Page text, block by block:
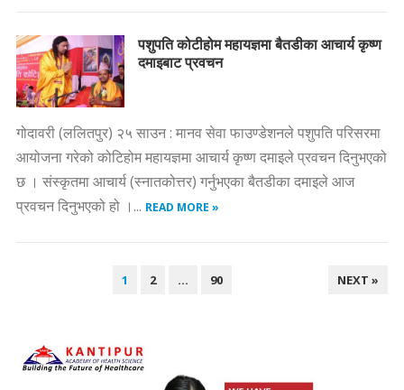
पशुपति कोटीहोम महायज्ञमा बैतडीका आचार्य कृष्ण
दमाइबाट प्रवचन
गोदावरी (ललितपुर) २५ साउन : मानव सेवा फाउण्डेशनले पशुपति परिसरमा
आयोजना गरेको कोटिहोम महायज्ञमा आचार्य कृष्ण दमाइले प्रवचन दिनुभएको
छ । संस्कृतमा आचार्य (स्नातकोत्तर) गर्नुभएका बैतडीका दमाइले आज
प्रवचन दिनुभएको हो ।... READ MORE »
1 2 … 90 NEXT »